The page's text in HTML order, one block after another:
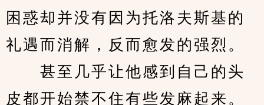
困惑却并没有因为托洛夫斯基的
礼遇而消解，反而愈发的强烈。
甚至几乎让他感到自己的头
皮都开始禁不住有些发麻起来。